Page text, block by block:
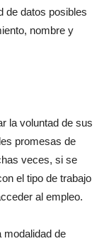
de datos posibles
nombre y
la voluntad de sus
promesas de
veces, si se
el tipo de trabajo
al empleo.
modalidad de